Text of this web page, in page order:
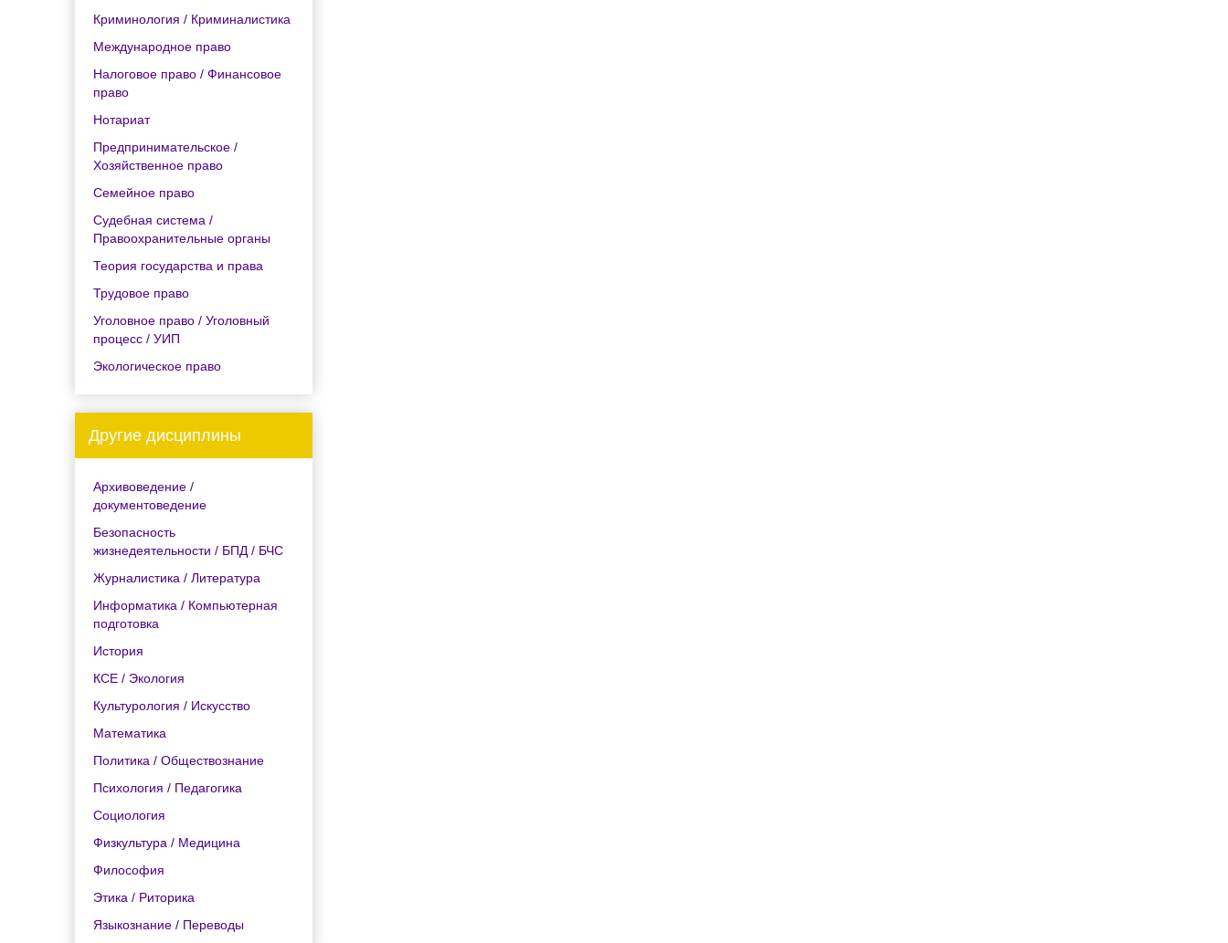
Криминология / Криминалистика
Международное право
Налоговое право / Финансовое
право
Нотариат
Предпринимательское /
Хозяйственное право
Семейное право
Судебная система /
Правоохранительные органы
Теория государства и права
Трудовое право
Уголовное право / Уголовный
процесс / УИП
Экологическое право
Другие дисциплины
Архивоведение /
документоведение
Безопасность
жизнедеятельности / БПД / БЧС
Журналистика / Литература
Информатика / Компьютерная
подготовка
История
КСЕ / Экология
Культурология / Искусство
Математика
Политика / Обществознание
Психология / Педагогика
Социология
Физкультура / Медицина
Философия
Этика / Риторика
Языкознание / Переводы